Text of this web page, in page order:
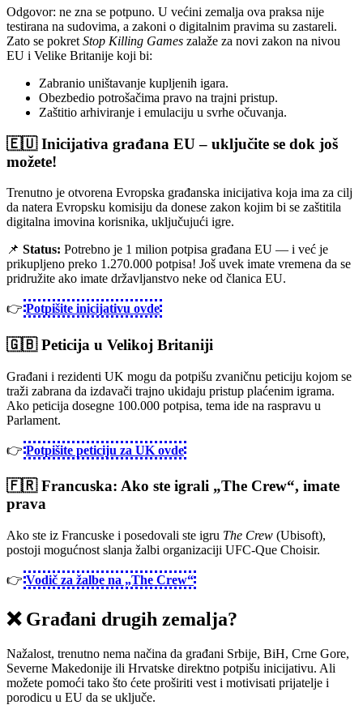
Odgovor: ne zna se potpuno. U većini zemalja ova praksa nije
testirana na sudovima, a zakoni o digitalnim pravima su zastareli.
Zato se pokret Stop Killing Games zalaže za novi zakon na nivou
EU i Velike Britanije koji bi:
Zabranio uništavanje kupljenih igara.
Obezbedio potrošačima pravo na trajni pristup.
Zaštitio arhiviranje i emulaciju u svrhe očuvanja.
🇪🇺 Inicijativa građana EU – uključite se dok još
možete!
Trenutno je otvorena Evropska građanska inicijativa koja ima za cilj
da natera Evropsku komisiju da donese zakon kojim bi se zaštitila
digitalna imovina korisnika, uključujući igre.
📌 Status: Potrebno je 1 milion potpisa građana EU — i već je
prikupljeno preko 1.270.000 potpisa! Još uvek imate vremena da se
pridružite ako imate državljanstvo neke od članica EU.
👉Potpišite inicijativu ovde
🇬🇧 Peticija u Velikoj Britaniji
Građani i rezidenti UK mogu da potpišu zvaničnu peticiju kojom se
traži zabrana da izdavači trajno ukidaju pristup plaćenim igrama.
Ako peticija dosegne 100.000 potpisa, tema ide na raspravu u
Parlament.
👉Potpišite peticiju za UK ovde
🇫🇷 Francuska: Ako ste igrali „The Crew“, imate
prava
Ako ste iz Francuske i posedovali ste igru The Crew (Ubisoft),
postoji mogućnost slanja žalbi organizaciji UFC-Que Choisir.
👉Vodič za žalbe na „The Crew“
❌ Građani drugih zemalja?
Nažalost, trenutno nema načina da građani Srbije, BiH, Crne Gore,
Severne Makedonije ili Hrvatske direktno potpišu inicijativu. Ali
možete pomoći tako što ćete proširiti vest i motivisati prijatelje i
porodicu u EU da se uključe.